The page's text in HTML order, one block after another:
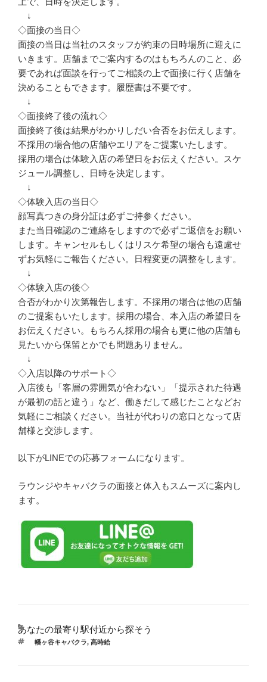
↓
◇面接の当日◇
面接の当日は当社のスタッフが約束の日時場所に迎えに
いきます。店舗までご案内するのはもちろんのこと、必
要であれば面談を行ってご相談の上で面接に行く店舗を
決めることもできます。履歴書は不要です。
↓
◇面接終了後の流れ◇
面接終了後は結果がわかりしだい合否をお伝えします。
不採用の場合他の店舗やエリアをご提案いたします。
採用の場合は体験入店の希望日をお伝えください。スケ
ジュール調整し、日時を決定します。
↓
◇体験入店の当日◇
顔写真つきの身分証は必ずご持参ください。
また当日確認のご連絡をしますので必ずご返信をお願い
します。キャンセルもしくはリスケ希望の場合も遠慮せ
ずお気軽にご報告ください。日程変更の調整をします。
↓
◇体験入店の後◇
合否がわかり次第報告します。不採用の場合は他の店舗
のご提案もいたします。採用の場合、本入店の希望日を
お伝えください。もちろん採用の場合も更に他の店舗も
見たいから保留とかでも問題ありません。
↓
◇入店以降のサポート◇
入店後も「客層の雰囲気が合わない」「提示された待遇
が最初の話と違う」など、働きだして感じたことなどお
気軽にご相談ください。当社が代わりの窓口となって店
舗様と交渉します。
以下がLINEでの応募フォームになります。
ラウンジやキャバクラの面接と体入もスムーズに案内し
ます。
カ
テ
あなたの最寄り駅付近から探そう
タ
幡ヶ谷キャバクラ, 高時給